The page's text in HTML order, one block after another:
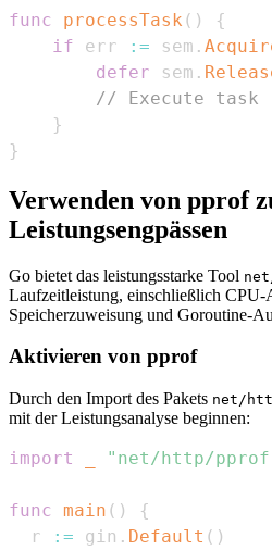
func processTask ( )
{
if err := sem .
defer sem .
// Execute task
}
}
Verwenden von pprof
Leistungsengpässen
Go bietet das leistungsstarke Tool
Laufzeitleistung, einschließlich CPU-
Speicherzuweisung und Goroutine-
Aktivieren von pprof
Durch den Import des Pakets net/
mit der Leistungsanalyse beginnen:
import "net/http/
func main ( )
{
  r
:= gin . Default ( )